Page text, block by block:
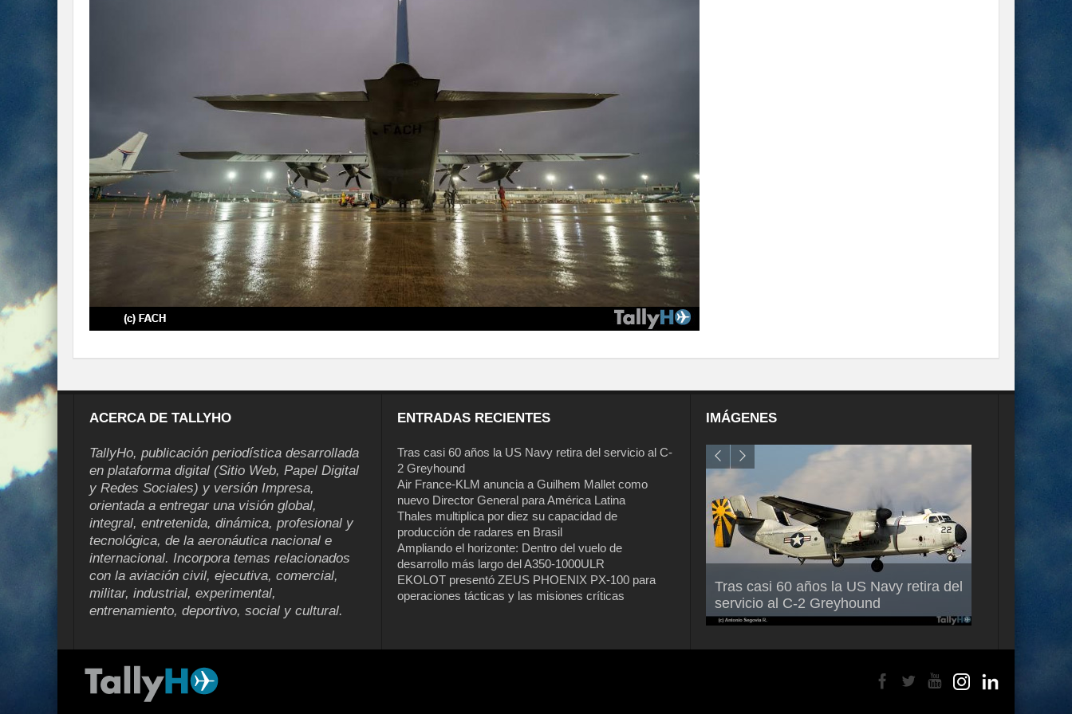
ACERCA DE TALLYHO
TallyHo, publicación periodística desarrollada
en plataforma digital (Sitio Web, Papel Digital
y Redes Sociales) y versión Impresa,
orientada a entregar una visión global,
integral, entretenida, dinámica, profesional y
tecnológica, de la aeronáutica nacional e
internacional. Incorpora temas relacionados
con la aviación civil, ejecutiva, comercial,
militar, industrial, experimental,
entrenamiento, deportivo, social y cultural.
ENTRADAS RECIENTES
Tras casi 60 años la US Navy retira del servicio al C-
2 Greyhound
Air France-KLM anuncia a Guilhem Mallet como
nuevo Director General para América Latina
Thales multiplica por diez su capacidad de
producción de radares en Brasil
Ampliando el horizonte: Dentro del vuelo de
desarrollo más largo del A350-1000ULR
EKOLOT presentó ZEUS PHOENIX PX-100 para
operaciones tácticas y las misiones críticas
IMÁGENES
Tras casi 60 años la US Navy retira del
servicio al C-2 Greyhound
Air France-KLM anuncia a Guilhem
Mallet como nuevo Director General
para América Latina